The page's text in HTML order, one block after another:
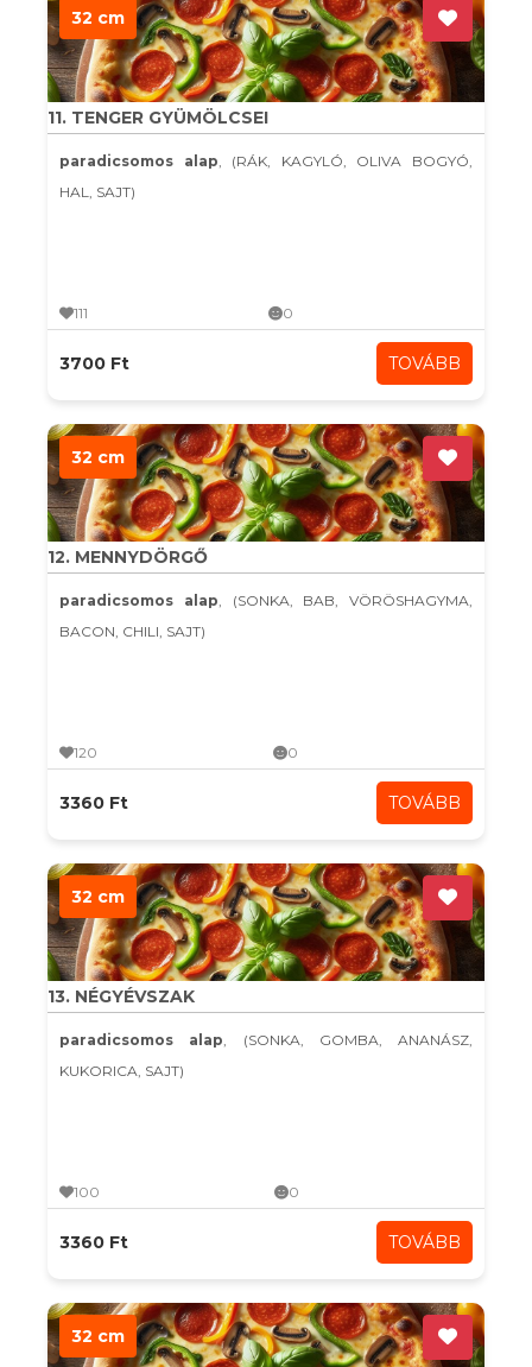
32 cm
11. TENGER GYÜMÖLCSEI
paradicsomos alap, (RÁK, KAGYLÓ, OLIVA BOGYÓ,
HAL, SAJT)
111 0
3700 Ft TOVÁBB
32 cm
12. MENNYDÖRGŐ
paradicsomos alap, (SONKA, BAB, VÖRÖSHAGYMA,
BACON, CHILI, SAJT)
120 0
3360 Ft TOVÁBB
32 cm
13. NÉGYÉVSZAK
paradicsomos alap, (SONKA, GOMBA, ANANÁSZ,
KUKORICA, SAJT)
100 0
3360 Ft TOVÁBB
32 cm